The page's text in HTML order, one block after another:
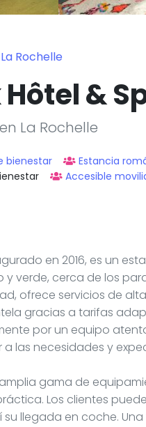
Rochelle
&
La Rochelle
bienestar Estancia
Accesible
en 2016, es un
verde, cerca de los
ofrece servicios de
gracias a tarifas
por un equipo
las necesidades y
gama de
Los clientes
llegada en coche. Una